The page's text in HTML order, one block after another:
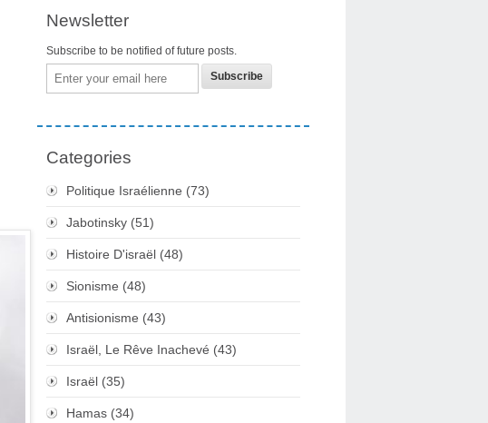
Newsletter
Subscribe to be notified of future posts.
Email
Categories
Politique Israélienne (73)
Jabotinsky (51)
Histoire D'israël (48)
Sionisme (48)
Antisionisme (43)
Israël, Le Rêve Inachevé (43)
Israël (35)
Hamas (34)